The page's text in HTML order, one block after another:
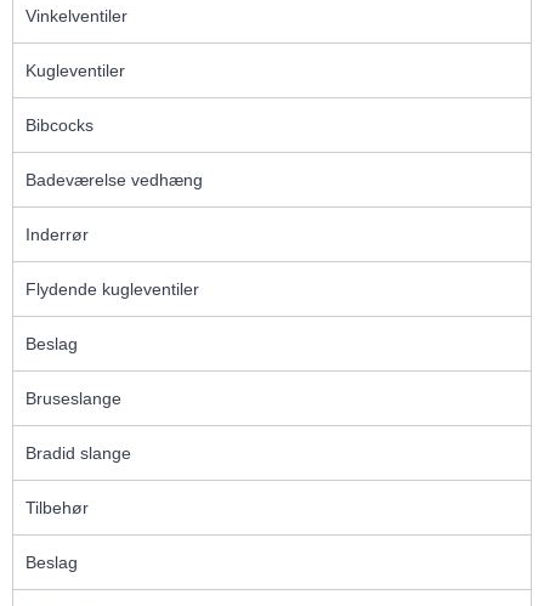
Vinkelventiler
Kugleventiler
Bibcocks
Badeværelse vedhæng
Inderrør
Flydende kugleventiler
Beslag
Bruseslange
Bradid slange
Tilbehør
Beslag